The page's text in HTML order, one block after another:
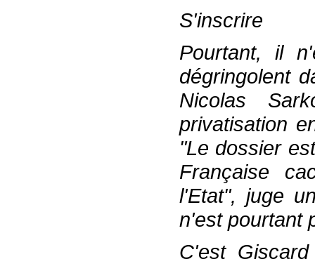
S'inscrire
Pourtant, il
dégringolent
Nicolas
privatisation
"Le dossier
Française
l'Etat", juge
n'est pourtant
C'est